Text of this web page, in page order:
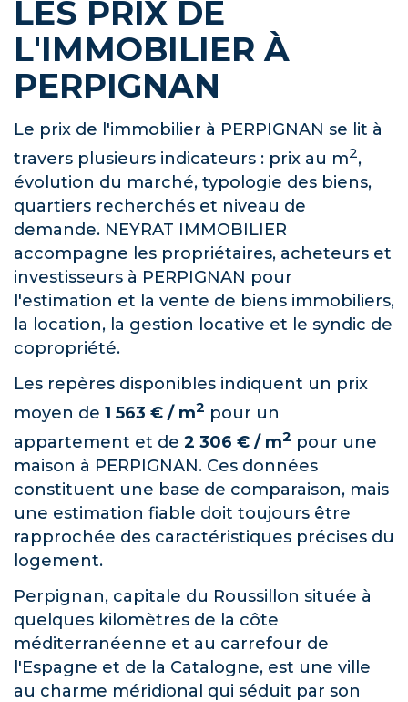
LES PRIX DE
L'IMMOBILIER À
PERPIGNAN
Le prix de l'immobilier à PERPIGNAN se lit à
travers plusieurs indicateurs : prix au m2,
évolution du marché, typologie des biens,
quartiers recherchés et niveau de
demande. NEYRAT IMMOBILIER
accompagne les propriétaires, acheteurs et
investisseurs à PERPIGNAN pour
l'estimation et la vente de biens immobiliers,
la location, la gestion locative et le syndic de
copropriété.
Les repères disponibles indiquent un prix
moyen de 1 563 € / m2 pour un
appartement et de 2 306 € / m2 pour une
maison à PERPIGNAN. Ces données
constituent une base de comparaison, mais
une estimation fiable doit toujours être
rapprochée des caractéristiques précises du
logement.
Perpignan, capitale du Roussillon située à
quelques kilomètres de la côte
méditerranéenne et au carrefour de
l'Espagne et de la Catalogne, est une ville
au charme méridional qui séduit par son